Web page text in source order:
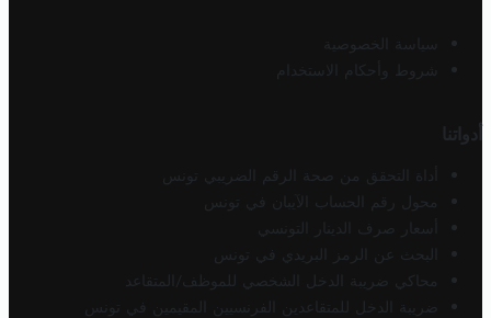
سياسة الخصوصية
شروط وأحكام الاستخدام
أدواتنا
أداة التحقق من صحة الرقم الضريبي تونس
محول رقم الحساب الآيبان في تونس
أسعار صرف الدينار التونسي
البحث عن الرمز البريدي في تونس
محاكي ضريبة الدخل الشخصي للموظف/المتقاعد
ضريبة الدخل للمتقاعدين الفرنسيين المقيمين في تونس